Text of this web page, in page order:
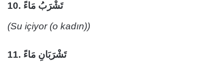
10. تَشْرَبُ مَاءً
(Su içiyor (o kadın))
11. تَشْرَبَانِ مَاءً